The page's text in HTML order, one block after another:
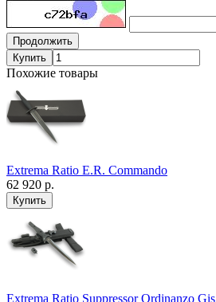
Продолжить
Купить
Похожие товары
Extrema Ratio E.R. Commando
62 920 р.
Extrema Ratio Suppressor Ordinanzo Gis